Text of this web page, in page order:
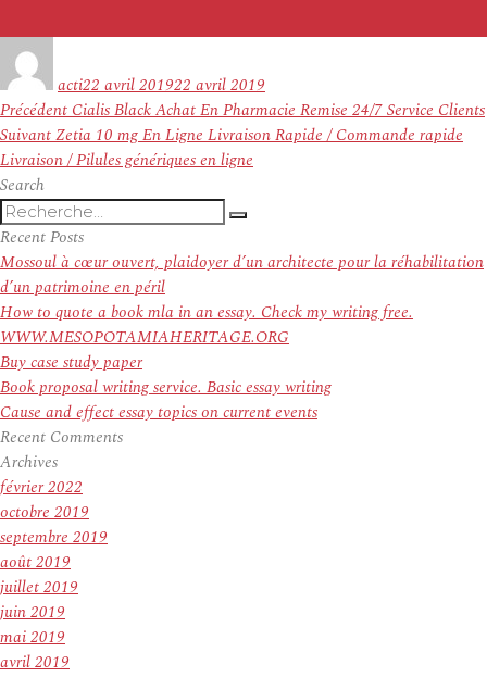
actile
22 avril 201922 avril 2019
Navigation
de
l’article
Précédent Article
précédent :
Cialis Black Achat En Pharmacie Remise 24/7 Service Clients
SuivantArticle
suivant :
Zetia 10 mg En Ligne Livraison Rapide / Commande rapide
Livraison / Pilules génériques en ligne
Search
Recherche
pour
:
Recherche
Recent Posts
Mossoul à cœur ouvert, plaidoyer d’un architecte pour la réhabilitation
d’un patrimoine en péril
How to quote a book mla in an essay. Check my writing free.
WWW.MESOPOTAMIAHERITAGE.ORG
Buy case study paper
Book proposal writing service. Basic essay writing
Cause and effect essay topics on current events
Recent Comments
Archives
février 2022
octobre 2019
septembre 2019
août 2019
juillet 2019
juin 2019
mai 2019
avril 2019